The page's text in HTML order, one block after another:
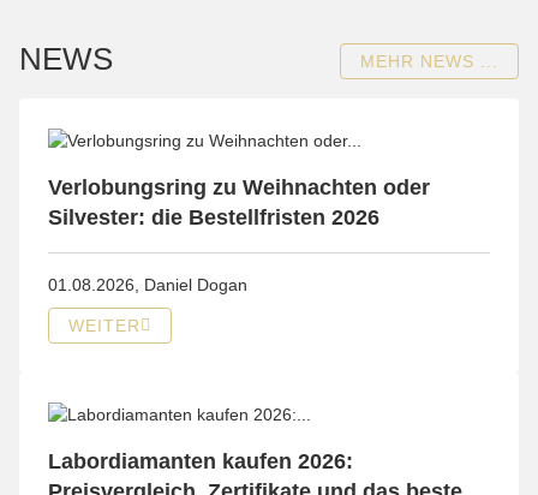
NEWS MEHR NEWS ...
Verlobungsring zu Weihnachten oder
Silvester: die Bestellfristen 2026
01.08.2026, Daniel Dogan
WEITER
Labordiamanten kaufen 2026: